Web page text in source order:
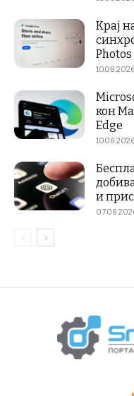
Крај
10.08.2026
кон
Edge
и